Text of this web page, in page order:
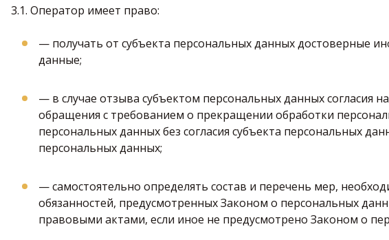
3.1. Оператор имеет право:
— получать от субъекта персональных данных достоверные
данные;
— в случае отзыва субъектом персональных данных согласия
обращения с требованием о прекращении обработки
персональных данных без согласия субъекта персональных
персональных данных;
— самостоятельно определять состав и перечень мер,
обязанностей, предусмотренных Законом о персональных
правовыми актами, если иное не предусмотрено Законом о